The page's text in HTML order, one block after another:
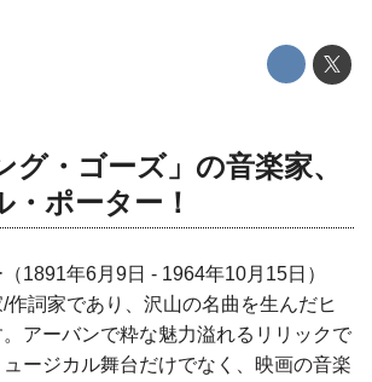
グ・ゴーズ」の音楽家、
・ポーター！
1891年6月9日 - 1964年10月15日）
作詞家であり、沢山の名曲を生んだヒ
アーバンで粋な魅力溢れるリリックで
ージカル舞台だけでなく、映画の音楽